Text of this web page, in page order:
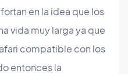
en la idea que los
vida muy larga ya que
compatible con los
entonces la